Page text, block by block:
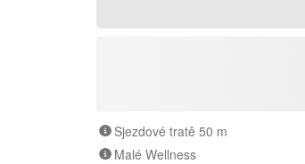
Sjezdové tratě 50 m
Malé Wellness